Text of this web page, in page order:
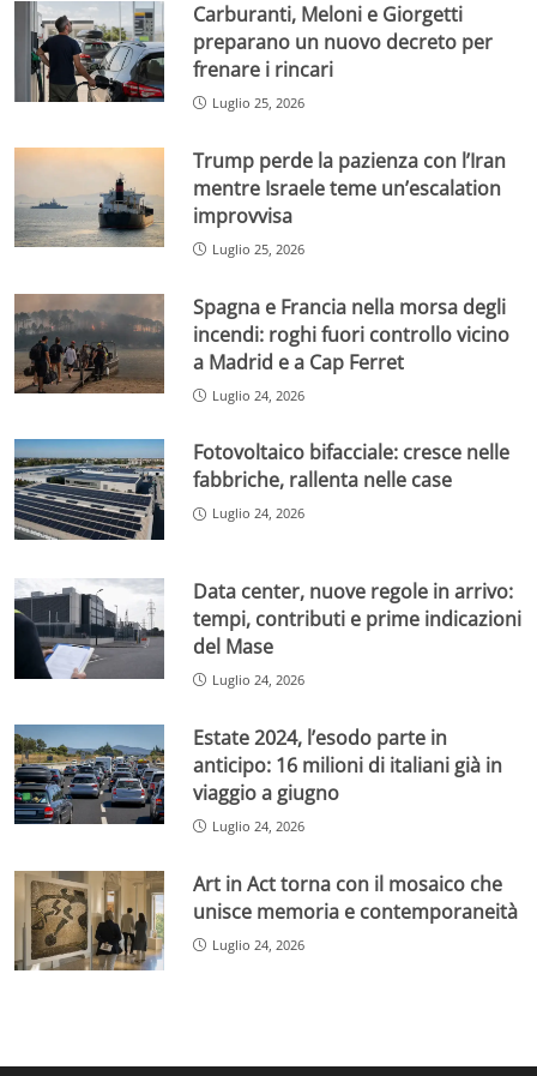
Carburanti, Meloni e Giorgetti
preparano un nuovo decreto per
frenare i rincari
Luglio 25, 2026
Trump perde la pazienza con l’Iran
mentre Israele teme un’escalation
improvvisa
Luglio 25, 2026
Spagna e Francia nella morsa degli
incendi: roghi fuori controllo vicino
a Madrid e a Cap Ferret
Luglio 24, 2026
Fotovoltaico bifacciale: cresce nelle
fabbriche, rallenta nelle case
Luglio 24, 2026
Data center, nuove regole in arrivo:
tempi, contributi e prime indicazioni
del Mase
Luglio 24, 2026
Estate 2024, l’esodo parte in
anticipo: 16 milioni di italiani già in
viaggio a giugno
Luglio 24, 2026
Art in Act torna con il mosaico che
unisce memoria e contemporaneità
Luglio 24, 2026